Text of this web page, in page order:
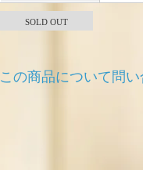
SOLD OUT
この商品について問